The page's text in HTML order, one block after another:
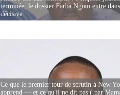
terminée, le dossier Farba Ngom entre dans
décisive
Ce que le premier tour de scrutin à New
apprend — et ce qu'il ne dit pas ( par